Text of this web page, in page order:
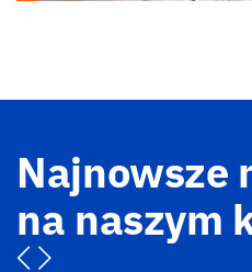
Najnowsze
na naszym